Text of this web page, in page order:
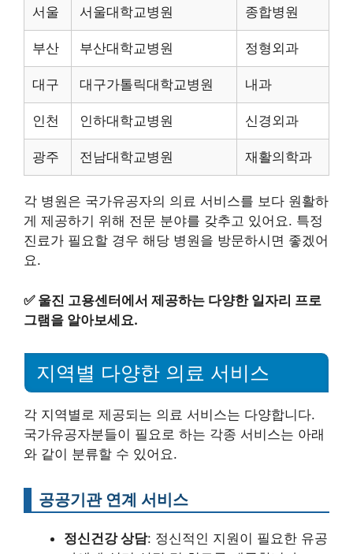
서울 서울대학교병원 종합병원
부산 부산대학교병원 정형외과
대구 대구가톨릭대학교병원 내과
인천 인하대학교병원 신경외과
광주 전남대학교병원 재활의학과
각 병원은 국가유공자의 의료 서비스를 보다 원활하
게 제공하기 위해 전문 분야를 갖추고 있어요. 특정
진료가 필요할 경우 해당 병원을 방문하시면 좋겠어
요.
✅ 울진 고용센터에서 제공하는 다양한 일자리 프로
그램을 알아보세요.
지역별 다양한 의료 서비스
각 지역별로 제공되는 의료 서비스는 다양합니다.
국가유공자분들이 필요로 하는 각종 서비스는 아래
와 같이 분류할 수 있어요.
공공기관 연계 서비스
정신건강 상담: 정신적인 지원이 필요한 유공